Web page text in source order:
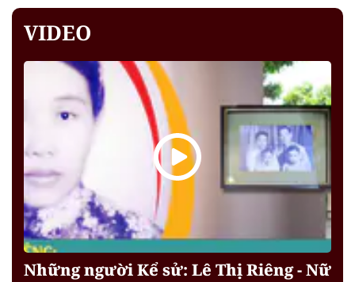
VIDEO
Những người Kể sử: Lê Thị Riêng - Nữ